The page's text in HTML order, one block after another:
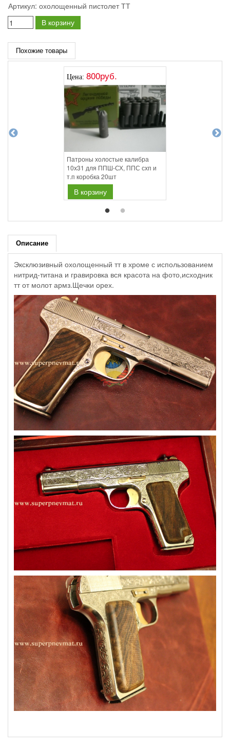
Артикул: охолощенный пистолет ТТ
В корзину
Похожие товары
Цена: 800руб.
Патроны холостые калибра
10х31 для ППШ-СХ, ППС схп и
т.п коробка 20шт
В корзину
Описание
Эксклюзивный охолощенный тт в хроме с использованием
нитрид-титана и гравировка вся красота на фото,исходник
тт от молот армз.Щечки орех.